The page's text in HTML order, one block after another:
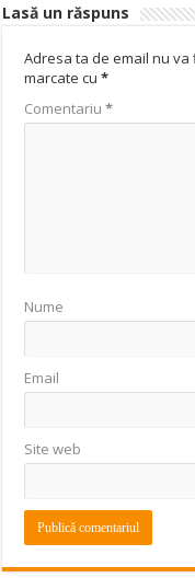
Lasă un răspuns
Adresa ta de email nu va
marcate cu*
Comentariu*
Nume
Email
Site web